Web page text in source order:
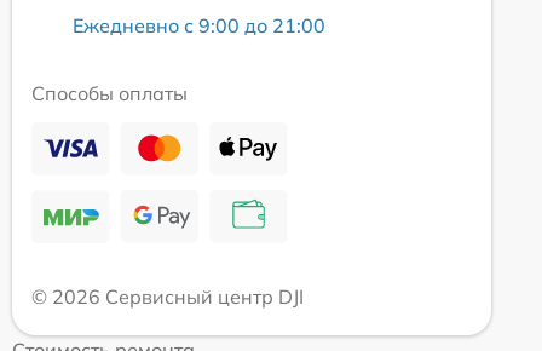
Ежедневно с 9:00 до 21:00
Способы оплаты
© 2026 Сервисный центр DJI